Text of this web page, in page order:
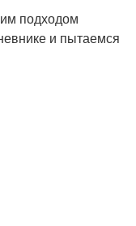
подходом
и пытаемся